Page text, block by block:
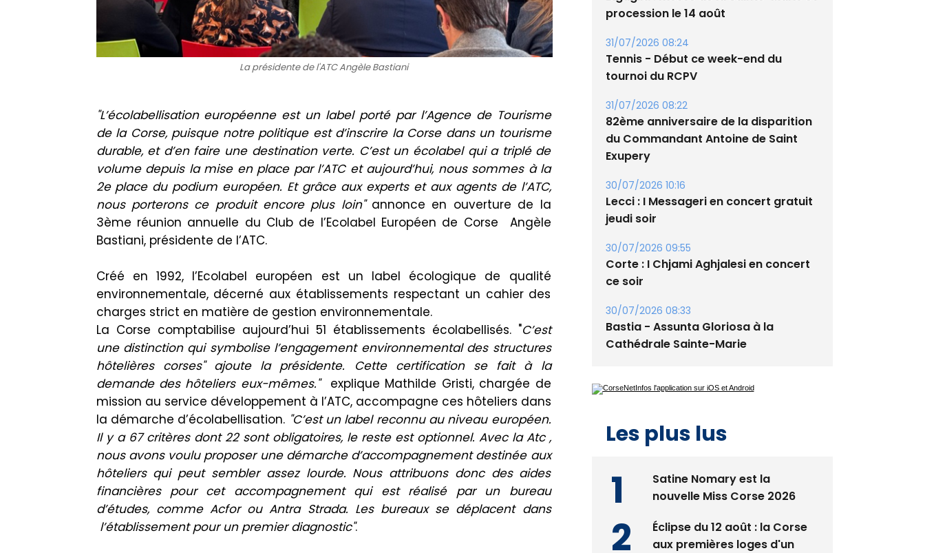
La présidente de l'ATC Angèle Bastiani
"L’écolabellisation européenne est un label porté par l’Agence de Tourisme
de la Corse, puisque notre politique est d’inscrire la Corse dans un tourisme
durable, et d’en faire une destination verte. C’est un écolabel qui a triplé de
volume depuis la mise en place par l’ATC et aujourd’hui, nous sommes à la
2e place du podium européen. Et grâce aux experts et aux agents de l’ATC,
nous porterons ce produit encore plus loin"annonce en ouverture de la
3ème réunion annuelle du Club de l’Ecolabel Européen de Corse Angèle
Bastiani, présidente de l’ATC.
Créé en 1992, l’Ecolabel européen est un label écologique de qualité
environnementale, décerné aux établissements respectant un cahier des
charges strict en matière de gestion environnementale.
La Corse comptabilise aujourd’hui 51 établissements écolabellisés. "C’est
une distinction qui symbolise l’engagement environnemental des structures
hôtelières corses" ajoute la présidente. Cette certification se fait à la
demande des hôteliers eux-mêmes." explique Mathilde Gristi, chargée de
mission au service développement à l’ATC, accompagne ces hôteliers dans
la démarche d’écolabellisation. "C’est un label reconnu au niveau européen.
Il y a 67 critères dont 22 sont obligatoires, le reste est optionnel. Avec la Atc ,
nous avons voulu proposer une démarche d’accompagnement destinée aux
hôteliers qui peut sembler assez lourde. Nous attribuons donc des aides
financières pour cet accompagnement qui est réalisé par un bureau
d’études, comme Acfor ou Antra Strada. Les bureaux se déplacent dans
l’établissement pour un premier diagnostic".
31/07/2026 08:24
Tennis - Début ce week-end du
tournoi du RCPV
31/07/2026 08:22
du Commandant Antoine de Saint
Exupery
30/07/2026 10:16
Lecci : I Messageri en concert gratuit
jeudi soir
30/07/2026 09:55
Corte : I Chjami Aghjalesi en concert
ce soir
30/07/2026 08:33
Cathédrale Sainte-Marie
Les plus lus
Satine Nomary est la
Éclipse du 12 août : la Corse
spectacle qui ne reviendra
pas avant 2081